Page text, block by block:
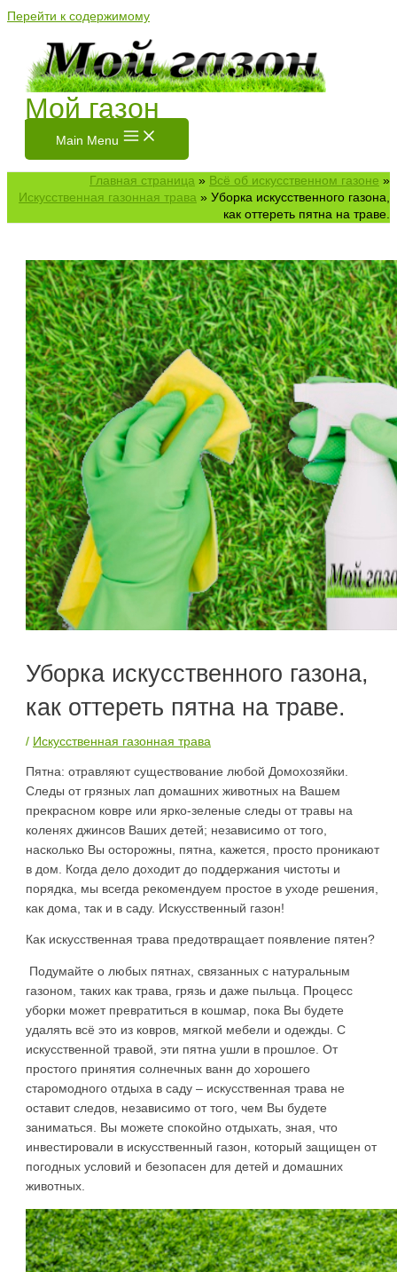
Перейти к содержимому
Мой газон
Main Menu
Главная страница » Всё об искусственном газоне »
Искусственная газонная трава » Уборка искусственного газона,
как оттереть пятна на траве.
Уборка искусственного газона,
как оттереть пятна на траве.
/ Искусственная газонная трава
Пятна: отравляют существование любой Домохозяйки.
Следы от грязных лап домашних животных на Вашем
прекрасном ковре или ярко-зеленые следы от травы на
коленях джинсов Ваших детей; независимо от того,
насколько Вы осторожны, пятна, кажется, просто проникают
в дом. Когда дело доходит до поддержания чистоты и
порядка, мы всегда рекомендуем простое в уходе решения,
как дома, так и в саду. Искусственный газон!
Как искусственная трава предотвращает появление пятен?
Подумайте о любых пятнах, связанных с натуральным
газоном, таких как трава, грязь и даже пыльца. Процесс
уборки может превратиться в кошмар, пока Вы будете
удалять всё это из ковров, мягкой мебели и одежды. С
искусственной травой, эти пятна ушли в прошлое. От
простого принятия солнечных ванн до хорошего
старомодного отдыха в саду – искусственная трава не
оставит следов, независимо от того, чем Вы будете
заниматься. Вы можете спокойно отдыхать, зная, что
инвестировали в искусственный газон, который защищен от
погодных условий и безопасен для детей и домашних
животных.